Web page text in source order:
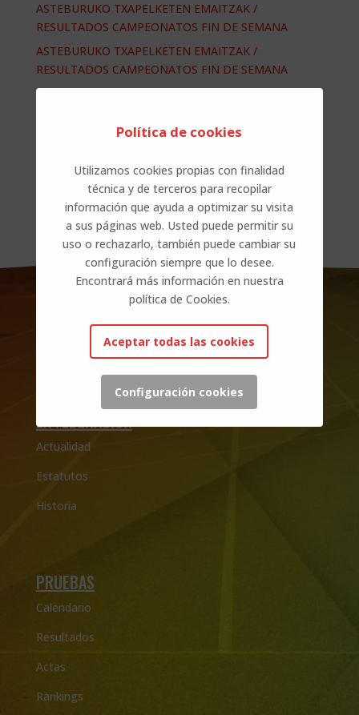
ASTEBURUKO TXAPELKETEN EMAITZAK /
RESULTADOS CAMPEONATOS FIN DE SEMANA
ASTEBURUKO TXAPELKETEN EMAITZAK /
RESULTADOS CAMPEONATOS FIN DE SEMANA
Fallecimiento Txaro Alonso Sainz-Aja-ren heriotza
RESULTADOS CAMPEONATOS FIN DE SEMANA
Comentarios recientes
No hay comentarios que mostrar.
LA FEDERACIÓN
Actualidad
Estatutos
Historia
PRUEBAS
Calendario
Resultados
Actas
Rankings
Política de cookies
Utilizamos cookies propias con finalidad
técnica y de terceros para recopilar
información que ayuda a optimizar su visita
a sus páginas web. Usted puede permitir su
uso o rechazarlo, también puede cambiar su
configuración siempre que lo desee.
Encontrará más información en nuestra
política de Cookies.
Aceptar todas las cookies
Configuración cookies